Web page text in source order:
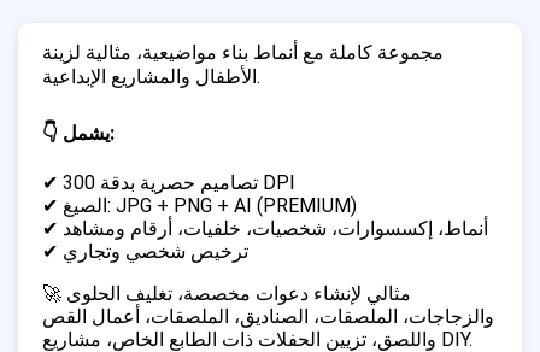
مجموعة كاملة مع أنماط بناء مواضيعية، مثالية لزينة
الأطفال والمشاريع الإبداعية.
👇 يشمل:
✔ تصاميم حصرية بدقة 300 DPI
✔ الصيغ: JPG + PNG + AI (PREMIUM)
✔ أنماط، إكسسوارات، شخصيات، خلفيات، أرقام ومشاهد
✔ ترخيص شخصي وتجاري
🚀 مثالي لإنشاء دعوات مخصصة، تغليف الحلوى
والزجاجات، الملصقات، الصناديق، الملصقات، أعمال القص
واللصق، تزيين الحفلات ذات الطابع الخاص، مشاريع DIY.